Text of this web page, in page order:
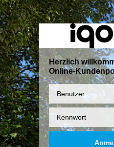
Herzlich
Online-
Benutzer
Kennwort